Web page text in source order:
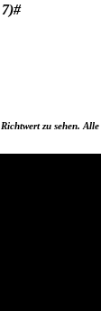
zu sehen.